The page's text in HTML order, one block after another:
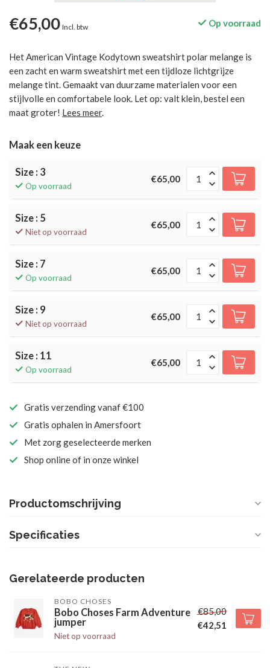
€65,00 Incl. btw Op voorraad
Het American Vintage Kodytown sweatshirt polar melange is
een zacht en warm sweatshirt met een tijdloze lichtgrijze
melange tint. Gemaakt van duurzame materialen voor een
stijlvolle en comfortabele look. Let op: valt klein, bestel een
maat groter! Lees meer.
Maak een keuze
Size : 3
Op voorraad
€65,00
Size : 5
Niet op voorraad
€65,00
Size : 7
Op voorraad
€65,00
Size : 9
Niet op voorraad
€65,00
Size : 11
Op voorraad
€65,00
Gratis verzending vanaf €100
Gratis ophalen in Amersfoort
Met zorg geselecteerde merken
Shop online of in onze winkel
Productomschrijving
Specificaties
Gerelateerde producten
BOBO CHOSES
Bobo Choses Farm Adventure
jumper
Niet op voorraad
€85,00
€42,51